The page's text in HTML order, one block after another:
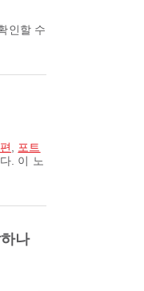
인할 수
포트
. 이 노
나